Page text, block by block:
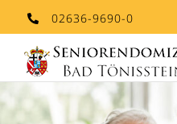
Skip
content
02636-9690-0
Aktuelles